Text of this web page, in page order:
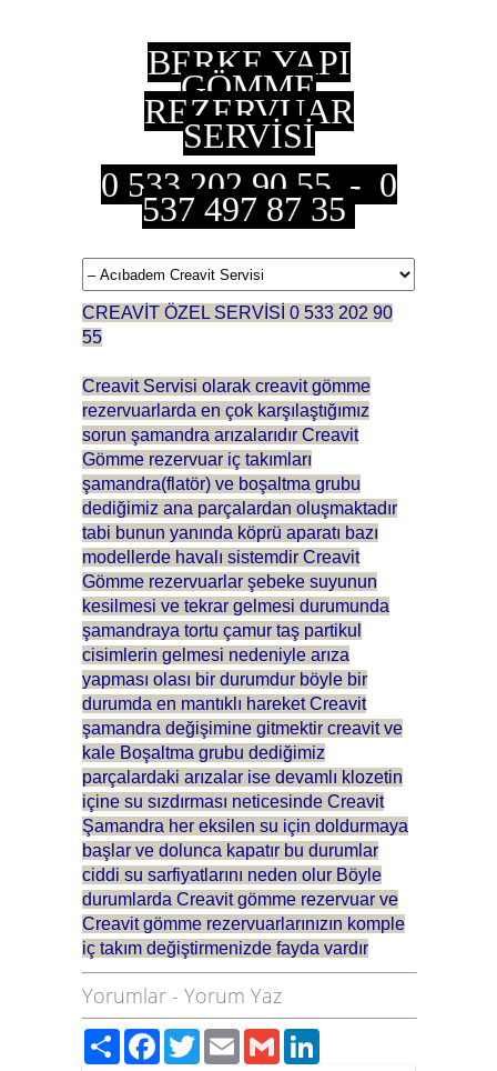
BERKE YAPI
GÖMME
REZERVUAR
SERVİSİ
0 533 202 90 55 - 0
537 497 87 35
CREAVİT ÖZEL SERVİSİ 0 533 202 90
55
Creavit Servisi olarak creavit gömme
rezervuarlarda en çok karşılaştığımız
sorun şamandra arızalarıdır Creavit
Gömme rezervuar iç takımları
şamandra(flatör) ve boşaltma grubu
dediğimiz ana parçalardan oluşmaktadır
tabi bunun yanında köprü aparatı bazı
modellerde havalı sistemdir Creavit
Gömme rezervuarlar şebeke suyunun
kesilmesi ve tekrar gelmesi durumunda
şamandraya tortu çamur taş partikul
cisimlerin gelmesi nedeniyle arıza
yapması olası bir durumdur böyle bir
durumda en mantıklı hareket Creavit
şamandra değişimine gitmektir creavit ve
kale Boşaltma grubu dediğimiz
parçalardaki arızalar ise devamlı klozetin
içine su sızdırması neticesinde Creavit
Şamandra her eksilen su için doldurmaya
başlar ve dolunca kapatır bu durumlar
ciddi su sarfiyatlarını neden olur Böyle
durumlarda Creavit gömme rezervuar ve
Creavit gömme rezervuarlarınızın komple
iç takım değiştirmenizde fayda vardır
Yorumlar - Yorum Yaz
PaylaşFacebook
TwitterEmailGmail